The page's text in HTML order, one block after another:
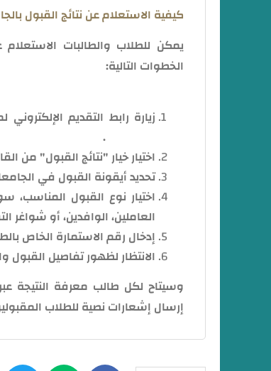
كيفية الاستعلام عن نتائج القبول
الخطوات التالية:
زيارة رابط التقديم
.
اختيار خيار "نتائج القبول" من
تحديد أيقونة القبول في الجامعات
اختيار نوع القبول المناسب،
العاملين، الوافدين، أو شواغر
إدخال رقم الاستمارة الخاص
الانتظار لظهور تفاصيل القبول
وسيتاح لكل طالب معرفة النتيجة
إرسال إشعارات نصية للطلاب